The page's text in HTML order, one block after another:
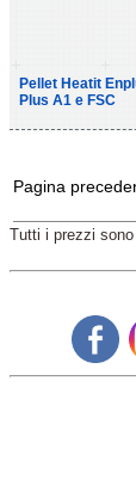
Pellet Heatit
Plus A1 e FSC
Pagina
Tutti i prezzi